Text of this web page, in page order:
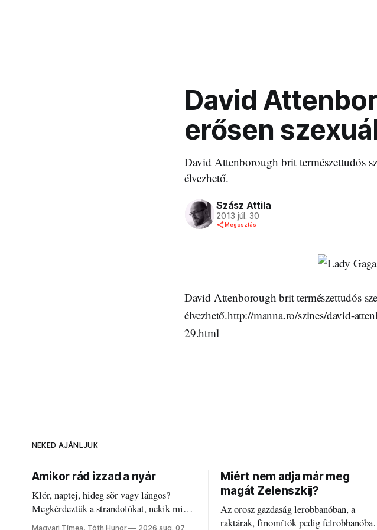
David
erősen
David Attenborough brit természettudós
élvezhető.
Szász Attila
2013 júl. 30
Megosztás
David Attenborough brit természettudós
élvezhető.http://manna.ro/szines/david-
29.html
NEKED AJÁNLJUK
Amikor rád izzad a nyár
Klór, naptej, hideg sör vagy lángos?
Megkérdeztük a strandolókat, nekik mi
jelenti a nyarat, és hogyan bírják a
Magyari Tímea, Tóth Hunor 2026 aug. 07
Miért nem adja már meg
magát Zelenszkij?
Az orosz gazdaság lerobbanóban, a
raktárak, finomítók pedig